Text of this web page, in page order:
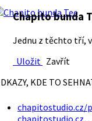
Chapito bunda
Jednu z těchto tří,
Uložit Zavřít
KDE TO
chapitostudio.cz…